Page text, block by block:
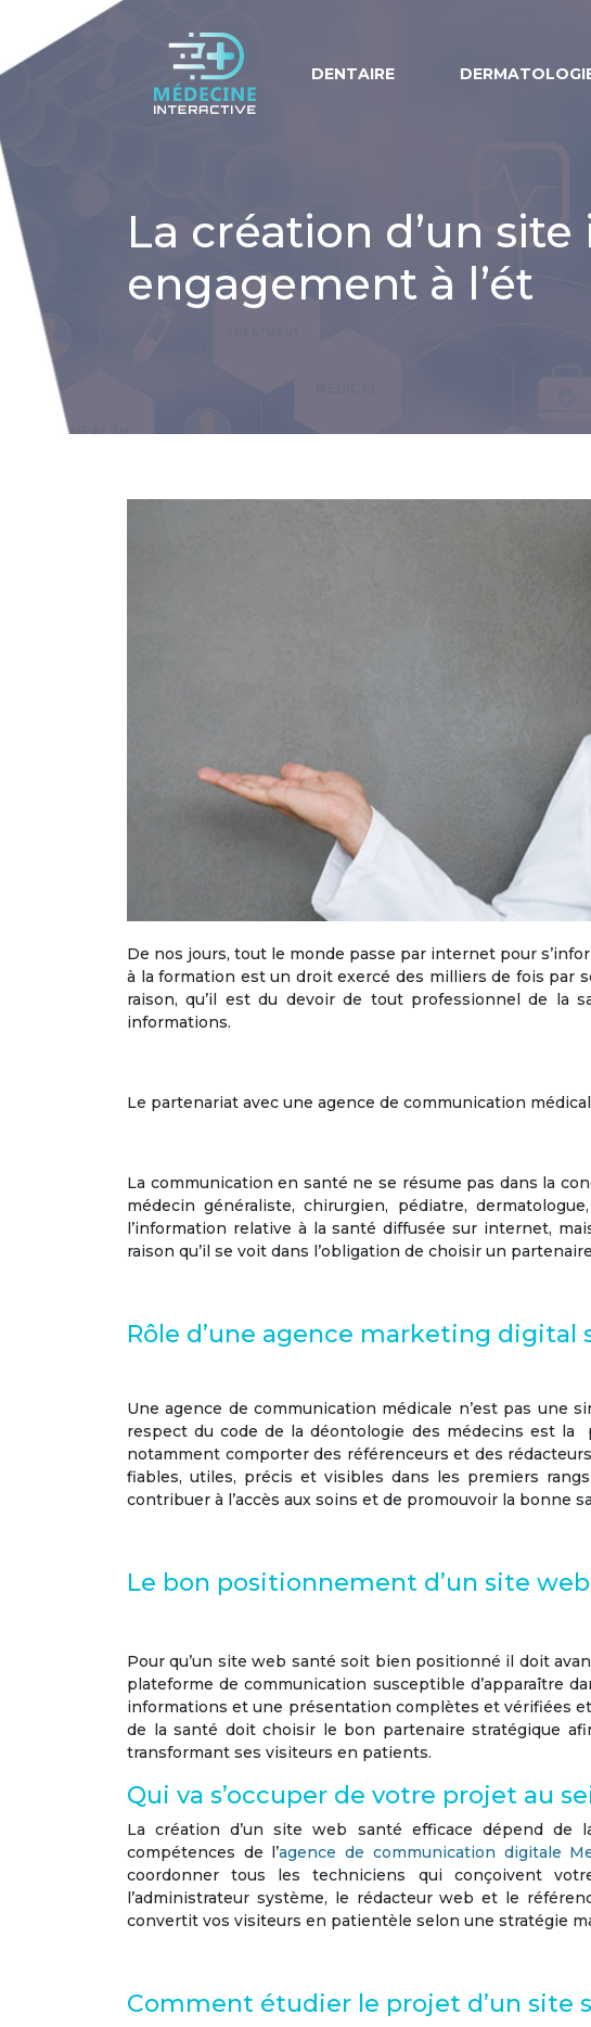
DENTAIRE
La création d’un
engagement à l’ét
De nos jours, tout le monde passe par internet pour
à la formation est un droit exercé des milliers de fois par
raison, qu’il est du devoir de tout professionnel de la
informations.
Le partenariat avec une agence de communication
La communication en santé ne se résume pas dans la
médecin généraliste, chirurgien, pédiatre,
l’information relative à la santé diffusée sur internet,
raison qu’il se voit dans l’obligation de choisir un
Rôle d’une agence marketing
Uneagence de communication médicale n’estpas une
respect du code de la déontologie des médecins est la
notamment comporter des référenceurs et des
fiables, utiles, précis et visibles dans les premiers
contribuer à l’accès aux soins et de promouvoir la bonne
Le bon positionnement d’un site
Pour qu’un site web santé soit bien positionné il doit
plateforme de communication susceptible d’apparaître
informations et une présentation complètes et vérifiées
de la santé doit choisir le bon partenaire stratégique
transformant ses visiteurs en patients.
Qui va s’occuper de votre projet au
La création d’unsite web santé efficace dépend de
compétences de l’agence de communication digitale
coordonner tous les techniciens qui conçoivent
l’administrateur système, le rédacteur web et le
convertit vos visiteurs en patientèle selon une stratégie
Comment étudier le projet d’un site